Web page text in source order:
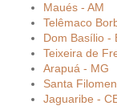
Maués - AM
Telêmaco
Dom Basílio -
Teixeira de
Arapuá - MG
Santa
Jaguaribe -